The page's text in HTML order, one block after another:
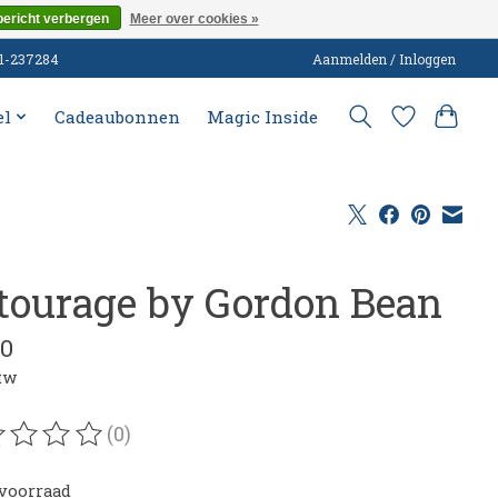
237284 Aanmelden / Inloggen
Cadeaubonnen Magic Inside
by Gordon Bean
van dit product is
(0)
verbergen Meer over cookies »